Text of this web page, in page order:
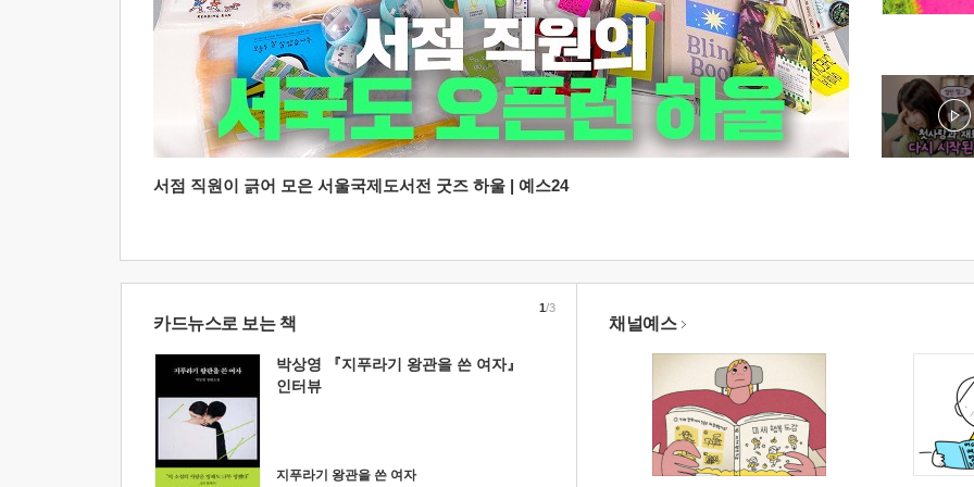
서점 직원이 긁어 모은 서울국제도서전 굿즈 하울 | 예스24
카드뉴스로 보는 책
박상영 『지푸라기 왕관을 쓴 여자』
인터뷰
지푸라기 왕관을 쓴 여자
1/3
채널예스